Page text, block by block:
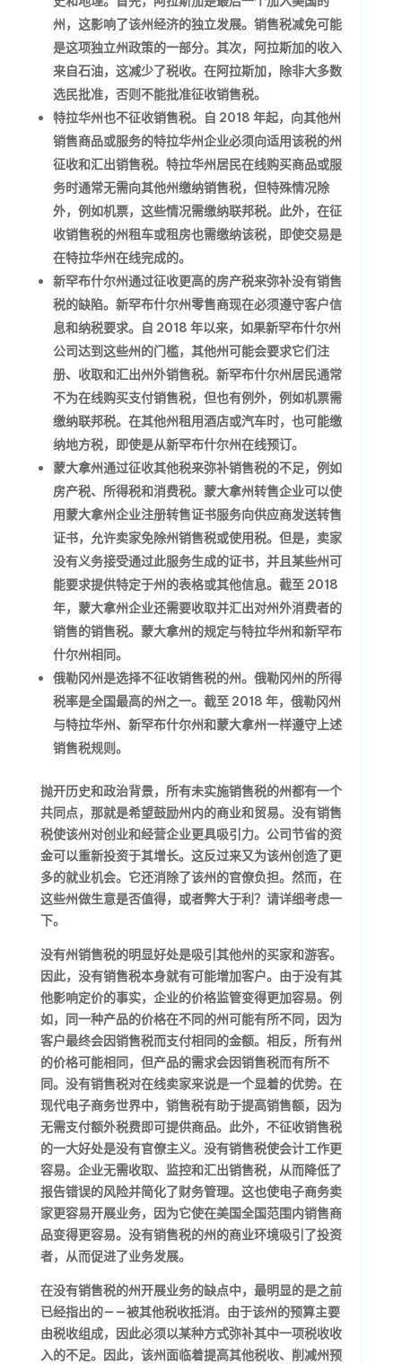
州，这影响了该州经济的独立发展。销售税减免可能
是这项独立州政策的一部分。其次，阿拉斯加的收入
来自石油，这减少了税收。在阿拉斯加，除非大多数
选民批准，否则不能批准征收销售税。
特拉华州也不征收销售税。自 2018 年起，向其他州
销售商品或服务的特拉华州企业必须向适用该税的州
征收和汇出销售税。特拉华州居民在线购买商品或服
务时通常无需向其他州缴纳销售税，但特殊情况除
外，例如机票，这些情况需缴纳联邦税。此外，在征
收销售税的州租车或租房也需缴纳该税，即使交易是
在特拉华州在线完成的。
新罕布什尔州通过征收更高的房产税来弥补没有销售
税的缺陷。新罕布什尔州零售商现在必须遵守客户信​​
息和纳税要求。自 2018 年以来，如果新罕布什尔州
公司达到这些州的门槛，其他州可能会要求它们注
册、收取和汇出州外销售税。新罕布什尔州居民通常
不为在线购买支付销售税，但也有例外，例如机票需
缴纳联邦税。在其他州租用酒店或汽车时，也可能缴
纳地方税，即使是从新罕布什尔州在线预订。
蒙大拿州通过征收其他税来弥补销售税的不足，例如
房产税、所得税和消费税。蒙大拿州转售企业可以使
用蒙大拿州企业注册转售证书服务向供应商发送转售
证书，允许卖家免除州销售税或使用税。但是，卖家
没有义务接受通过此服务生成的证书，并且某些州可
能要求提供特定于州的表格或其他信息。截至 2018
年，蒙大拿州企业还需要收取并汇出对州外消费者的
销售的销售税。蒙大拿州的规定与特拉华州和新罕布
什尔州相同。
俄勒冈州是选择不征收销售税的州。俄勒冈州的所得
税率是全国最高的州之一。截至 2018 年，俄勒冈州
与特拉华州、新罕布什尔州和蒙大拿州一样遵守上述
销售税规则。
抛开历史和政治背景，所有未实施销售税的州都有一个
共同点，那就是希望鼓励州内的商业和贸易。没有销售
税使该州对创业和经营企业更具吸引力。公司节省的资
金可以重新投资于其增长。这反过来又为该州创造了更
多的就业机会。它还消除了该州的官僚负担。然而，在
这些州做生意是否值得，或者弊大于利？请详细考虑一
下。
没有州销售税的明显好处是吸引其他州的买家和游客。
因此，没有销售税本身就有可能增加客户。由于没有其
他影响定价的事实，企业的价格监管变得更加容易。例
如，同一种产品的价格在不同的州可能有所不同，因为
客户最终会因销售税而支付相同的金额。相反，所有州
的价格可能相同，但产品的需求会因销售税而有所不
同。没有销售税对在线卖家来说是一个显着的优势。在
现代电子商务世界中，销售税有助于提高销售额，因为
无需支付额外税费即可提供商品。此外，不征收销售税
的一大好处是没有官僚主义。没有销售税使会计工作更
容易。企业无需收取、监控和汇出销售税，从而降低了
报告错误的风险并简化了财务管理。这也使电子商务卖
家更容易开展业务，因为它使在美国全国范围内销售商
品变得更容易。没有销售税的州的商业环境吸引了投资
者，从而促进了业务发展。
在没有销售税的州开展业务的缺点中，最明显的是之前
已经指出的——被其他税收抵消。由于该州的预算主要
由税收组成，因此必须以某种方式弥补其中一项税收收
入的不足。因此，该州面临着提高其他税收、削减州预